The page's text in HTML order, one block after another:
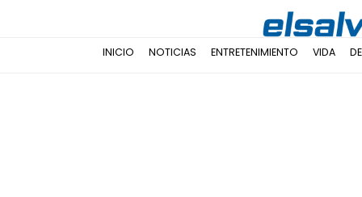
INICIO NOTICIAS ENTRETENIMIENTO VIDA